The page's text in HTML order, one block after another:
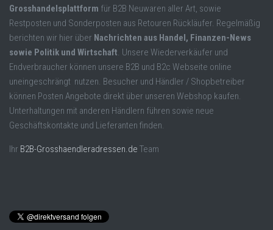
Grosshandelsplattform für B2B Neuwaren aller Art, sowie
Restposten und Sonderposten aus Retouren Rückläufer. Regelmäßig
berichten wir hier über Nachrichten aus Handel, Finanzen-News
sowie Politik und Wirtschaft. Unsere Wiederverkäufer und
Endverbraucher können unsere B2B und B2c Webseite online
uneingeschrängt nutzen. Besucher und Händler / Shopbetreiber
können Posten Angebote direkt über unseren Webshop kaufen.
Unterhaltungen mit anderen Händlern führen sowie neue
Geschäftskontakte und Lieferanten finden.
Ihr B2B-Grosshaendleradressen.de Team